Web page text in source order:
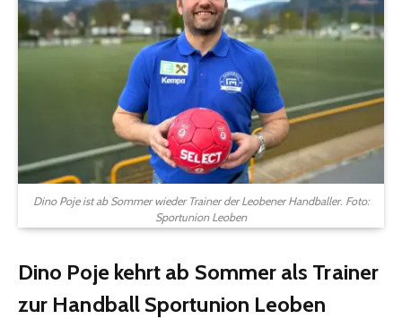
Dino Poje ist ab Sommer wieder Trainer der Leobener Handballer. Foto:
Sportunion Leoben
Dino Poje kehrt ab Sommer als Trainer
zur Handball Sportunion Leoben